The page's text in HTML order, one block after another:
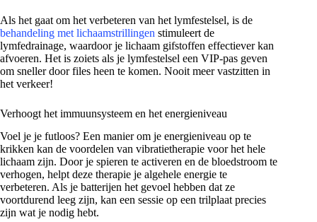
Als het gaat om het verbeteren van het lymfestelsel, is de
behandeling met lichaamstrillingen stimuleert de
lymfedrainage, waardoor je lichaam gifstoffen effectiever kan
afvoeren. Het is zoiets als je lymfestelsel een VIP-pas geven
om sneller door files heen te komen. Nooit meer vastzitten in
het verkeer!
Verhoogt het immuunsysteem en het energieniveau
Voel je je futloos? Een manier om je energieniveau op te
krikken kan de voordelen van vibratietherapie voor het hele
lichaam zijn. Door je spieren te activeren en de bloedstroom te
verhogen, helpt deze therapie je algehele energie te
verbeteren. Als je batterijen het gevoel hebben dat ze
voortdurend leeg zijn, kan een sessie op een trilplaat precies
zijn wat je nodig hebt.